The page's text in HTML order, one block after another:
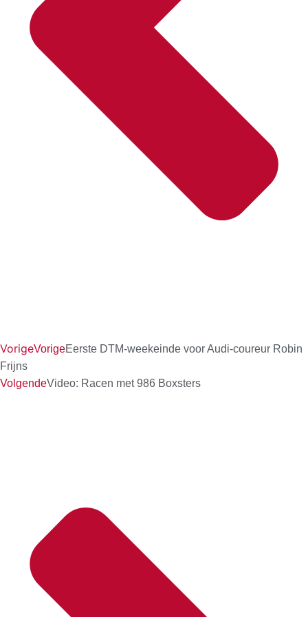
VorigeVorigeEerste DTM-weekeinde voor Audi-coureur Robin
Frijns
VolgendeVideo: Racen met 986 Boxsters